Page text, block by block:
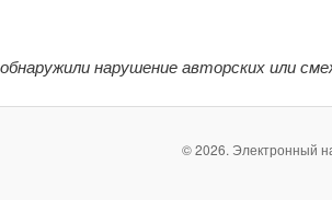
нарушение авторских или
© 2026. Электронный